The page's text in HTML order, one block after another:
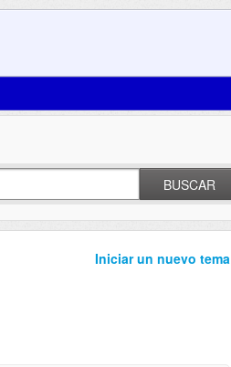
BUSCAR
Iniciar un nuevo tema